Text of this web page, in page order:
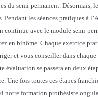
du semi-permanent. Désormais,
Pendant les séances pratiques à
continue avec le module semi-
en binôme. Chaque exercice
et vous conseiller dans
évaluation se passera en deux
Une fois toutes ces étapes
notre formation prothésiste